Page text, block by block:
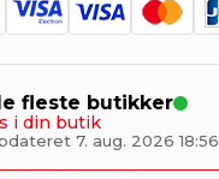
fleste butikker
i din butik
7. aug. 2026 18:56